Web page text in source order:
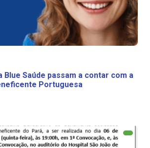
Blue Saúde passam a contar com a
Portuguesa